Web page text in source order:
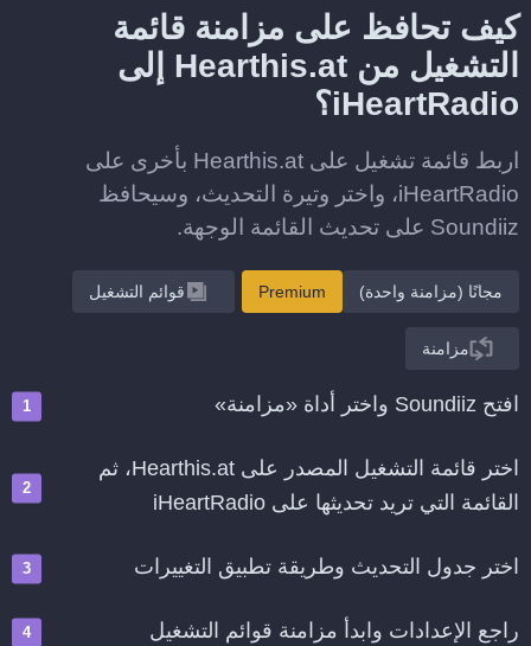
كيف تحافظ على مزامنة قائمة
التشغيل من Hearthis.at إلى
iHeartRadio؟
اربط قائمة تشغيل على Hearthis.at بأخرى على
iHeartRadio، واختر وتيرة التحديث، وسيحافظ
Soundiiz على تحديث القائمة الوجهة.
مجانًا (مزامنة واحدة) Premium قوائم التشغيل
مزامنة
افتح Soundiiz واختر أداة «مزامنة»
اختر قائمة التشغيل المصدر على Hearthis.at، ثم
القائمة التي تريد تحديثها على iHeartRadio
اختر جدول التحديث وطريقة تطبيق التغييرات
راجع الإعدادات وابدأ مزامنة قوائم التشغيل